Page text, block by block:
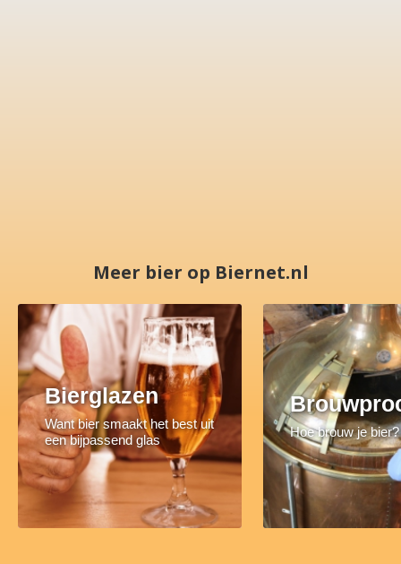
Meer bier op Biernet.nl
Bierglazen
Want bier smaakt het best uit
een bijpassend glas
Hoe brouw je bier?